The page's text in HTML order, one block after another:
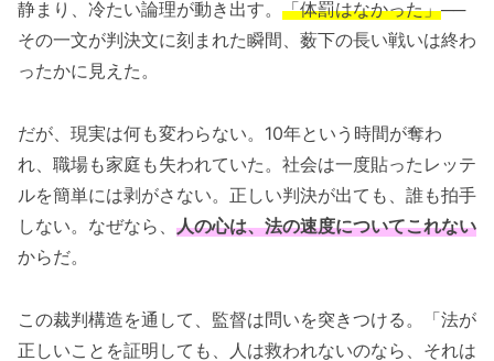
静まり、冷たい論理が動き出す。 「体罰はなかった」──
その一文が判決文に刻まれた瞬間、薮下の長い戦いは終わ
ったかに見えた。
だが、現実は何も変わらない。10年という時間が奪わ
れ、職場も家庭も失われていた。社会は一度貼ったレッテ
ルを簡単には剥がさない。正しい判決が出ても、誰も拍手
しない。なぜなら、 人の心は、法の速度についてこれない
からだ。
この裁判構造を通して、監督は問いを突きつける。「法が
正しいことを証明しても、人は救われないのなら、それは